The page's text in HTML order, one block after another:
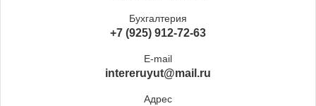
Бухгалтерия
+7 (925) 912-72-63
E-mail
intereruyut@mail.ru
Адрес